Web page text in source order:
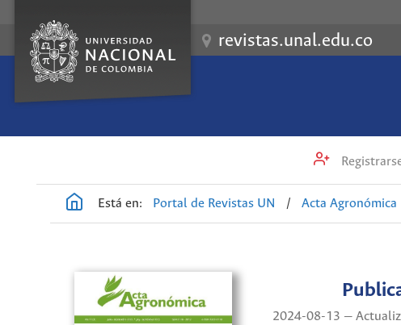
revistas.unal.edu.co
Está en: Portal de Revistas UN / Acta Agronómica
2024-08-13 —